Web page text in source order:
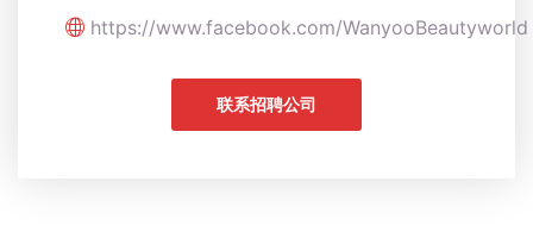
https://www.facebook.com/WanyooBeautyworld
联系招聘公司